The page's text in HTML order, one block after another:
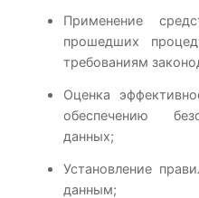
Применение
прошедших
требованиям
Оценка
обеспечению
данных;
Установление
данным;